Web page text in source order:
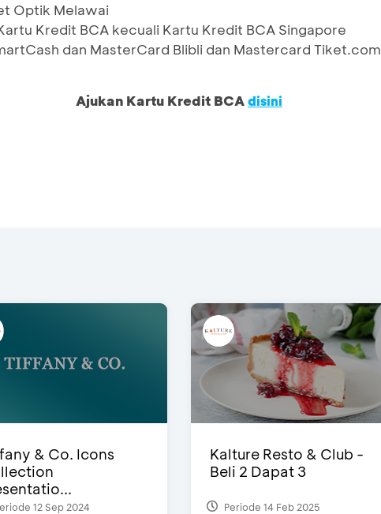
Optik Melawai
Kredit BCA kecuali Kartu Kredit BCA Singapore
dan MasterCard Blibli dan Mastercard Tiket.com
Ajukan Kartu Kredit BCAdisini
& Co. Icons
12 Sep 2024
Kalture Resto & Club -
Beli 2 Dapat 3
Periode 14 Feb 2025